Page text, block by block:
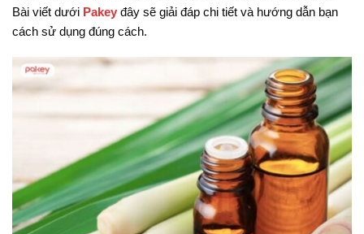
Bài viết dưới Pakey đây sẽ giải đáp chi tiết và hướng dẫn bạn
cách sử dụng đúng cách.